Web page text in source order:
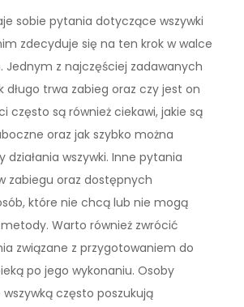
sobie pytania dotyczące wszywki
zdecyduje się na ten krok w walce
Jednym z najczęściej zadawanych
długo trwa zabieg oraz czy jest on
często są również ciekawi, jakie są
oraz jak szybko można
działania wszywki. Inne pytania
zabiegu oraz dostępnych
które nie chcą lub nie mogą
Warto również zwrócić
związane z przygotowaniem do
po jego wykonaniu. Osoby
często poszukują